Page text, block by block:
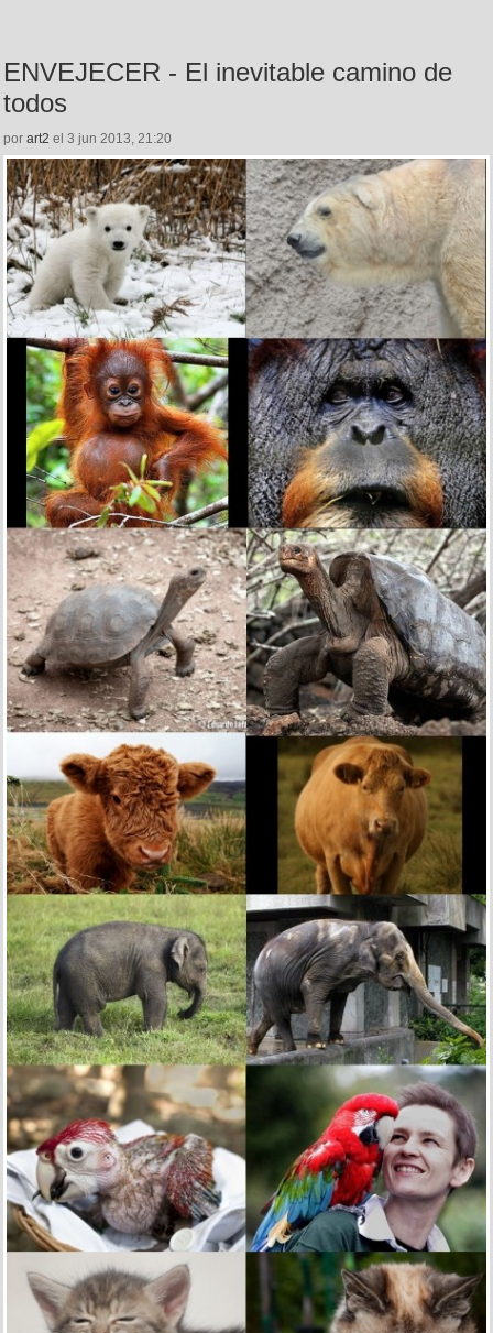
ENVEJECER - El inevitable camino de
todos
por art2 el 3 jun 2013, 21:20